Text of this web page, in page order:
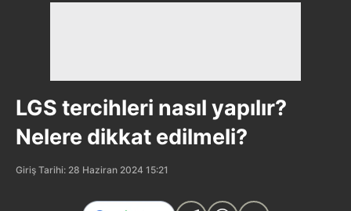
LGS tercihleri nasıl yapılır?
Nelere dikkat edilmeli?
Giriş Tarihi: 28 Haziran 2024 15:21